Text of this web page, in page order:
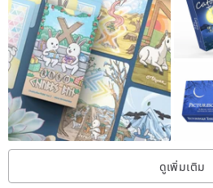
ดูเพิ่มเติม